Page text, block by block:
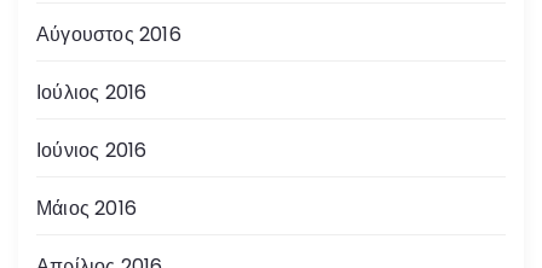
Αύγουστος 2016
Ιούλιος 2016
Ιούνιος 2016
Μάιος 2016